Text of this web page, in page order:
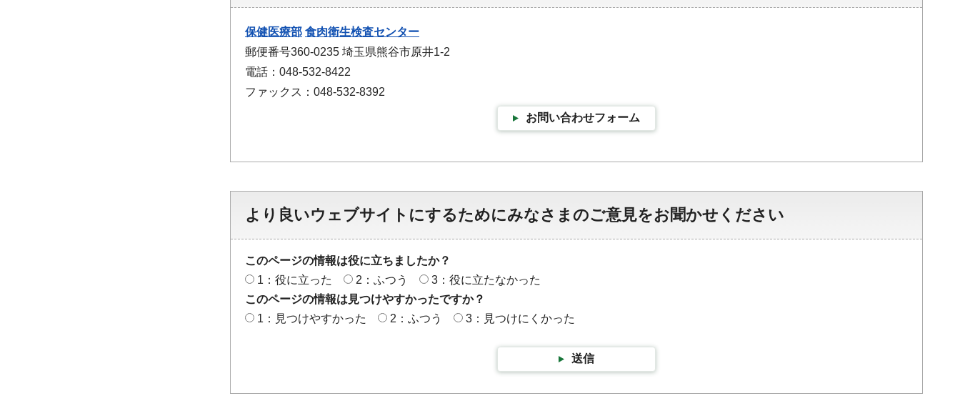
保健医療部 食肉衛生検査センター
郵便番号360-0235 埼玉県熊谷市原井1-2
電話：048-532-8422
ファックス：048-532-8392
お問い合わせフォーム
より良いウェブサイトにするためにみなさまのご意見をお聞かせください
このページの情報は役に立ちましたか？
1：役に立った
2：ふつう
3：役に立たなかった
このページの情報は見つけやすかったですか？
1：見つけやすかった
2：ふつう 3：見つけにくかった
送信